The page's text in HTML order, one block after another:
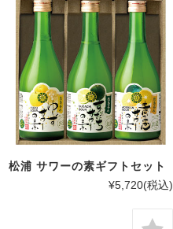
松浦 サワーの素ギフトセット
¥5,720(税込)